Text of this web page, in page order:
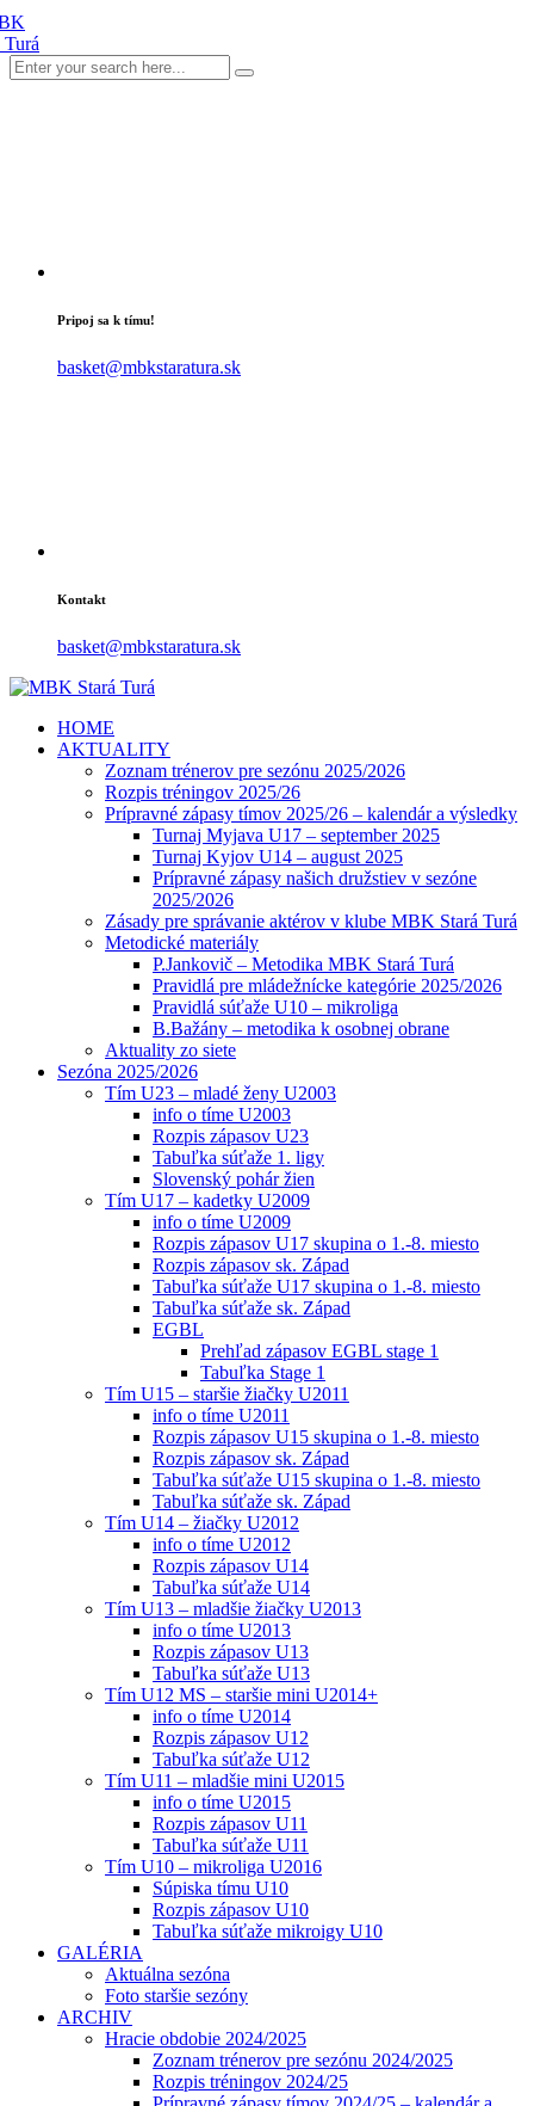
Pripoj sa k tímu!
basket@mbkstaratura.sk
Kontakt
basket@mbkstaratura.sk
HOME
AKTUALITY
Zoznam trénerov pre sezónu 2025/2026
Rozpis tréningov 2025/26
Prípravné zápasy tímov 2025/26 – kalendár a výsledky
Turnaj Myjava U17 – september 2025
Turnaj Kyjov U14 – august 2025
Prípravné zápasy našich družstiev v sezóne
2025/2026
Zásady pre správanie aktérov v klube MBK Stará Turá
Metodické materiály
P.Jankovič – Metodika MBK Stará Turá
Pravidlá pre mládežnícke kategórie 2025/2026
Pravidlá súťaže U10 – mikroliga
B.Bažány – metodika k osobnej obrane
Aktuality zo siete
Sezóna 2025/2026
Tím U23 – mladé ženy U2003
info o tíme U2003
Rozpis zápasov U23
Tabuľka súťaže 1. ligy
Slovenský pohár žien
Tím U17 – kadetky U2009
info o tíme U2009
Rozpis zápasov U17 skupina o 1.-8. miesto
Rozpis zápasov sk. Západ
Tabuľka súťaže U17 skupina o 1.-8. miesto
Tabuľka súťaže sk. Západ
EGBL
Prehľad zápasov EGBL stage 1
Tabuľka Stage 1
Tím U15 – staršie žiačky U2011
info o tíme U2011
Rozpis zápasov U15 skupina o 1.-8. miesto
Rozpis zápasov sk. Západ
Tabuľka súťaže U15 skupina o 1.-8. miesto
Tabuľka súťaže sk. Západ
Tím U14 – žiačky U2012
info o tíme U2012
Rozpis zápasov U14
Tabuľka súťaže U14
Tím U13 – mladšie žiačky U2013
info o tíme U2013
Rozpis zápasov U13
Tabuľka súťaže U13
Tím U12 MS – staršie mini U2014+
info o tíme U2014
Rozpis zápasov U12
Tabuľka súťaže U12
Tím U11 – mladšie mini U2015
info o tíme U2015
Rozpis zápasov U11
Tabuľka súťaže U11
Tím U10 – mikroliga U2016
Súpiska tímu U10
Rozpis zápasov U10
Tabuľka súťaže mikroigy U10
GALÉRIA
Aktuálna sezóna
Foto staršie sezóny
ARCHIV
Hracie obdobie 2024/2025
Zoznam trénerov pre sezónu 2024/2025
Rozpis tréningov 2024/25